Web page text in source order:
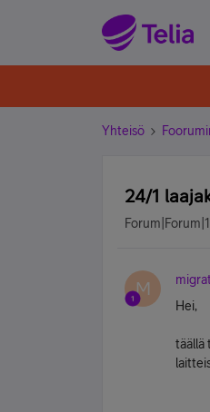
Yhteisö
24/1
M
Hei,
täällä